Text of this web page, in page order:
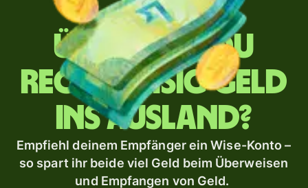
Überweist du
regelmäßig Geld
ins Ausland?
Empfiehl deinem Empfänger ein Wise-Konto –
so spart ihr beide viel Geld beim Überweisen
und Empfangen von Geld.